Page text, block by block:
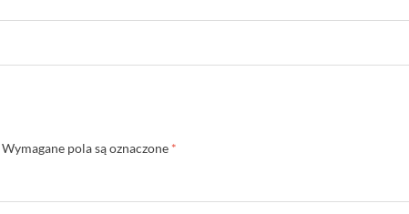
Wymagane pola są oznaczone *